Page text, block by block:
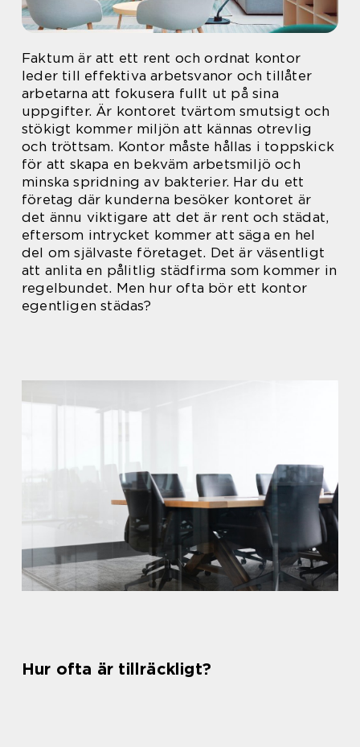
Faktum är att ett rent och ordnat kontor
leder till effektiva arbetsvanor och tillåter
arbetarna att fokusera fullt ut på sina
uppgifter. Är kontoret tvärtom smutsigt och
stökigt kommer miljön att kännas otrevlig
och tröttsam. Kontor måste hållas i toppskick
för att skapa en bekväm arbetsmiljö och
minska spridning av bakterier. Har du ett
företag där kunderna besöker kontoret är
det ännu viktigare att det är rent och städat,
eftersom intrycket kommer att säga en hel
del om självaste företaget. Det är väsentligt
att anlita en pålitlig städfirma som kommer in
regelbundet. Men hur ofta bör ett kontor
egentligen städas?
Hur ofta är tillräckligt?